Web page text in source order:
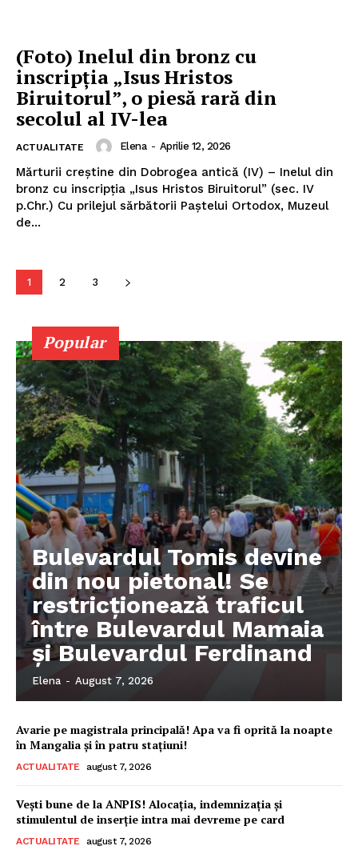
ABONEAZĂ-TE ACUM
StirileMedia.ro
Despre noi
Politica cookie-uri
Publicitate
(Foto) Inelul din bronz cu
inscripția „Isus Hristos
Biruitorul”, o piesă rară din
secolul al IV-lea
ACTUALITATE Elena - Aprilie 12, 2026
Mărturii creștine din Dobrogea antică (IV) – Inelul din
bronz cu inscripția „Isus Hristos Biruitorul” (sec. IV
p.Chr.) Cu prilejul sărbătorii Paștelui Ortodox, Muzeul
de...
1 2 3
Popular
Bulevardul Tomis devine
din nou pietonal! Se
restricționează traficul
între Bulevardul Mamaia
și Bulevardul Ferdinand
Elena - August 7, 2026
Avarie pe magistrala principală! Apa va fi oprită la noapte
în Mangalia și în patru stațiuni!
ACTUALITATE august 7, 2026
Vești bune de la ANPIS! Alocația, indemnizația și
stimulentul de inserție intra mai devreme pe card
ACTUALITATE august 7, 2026